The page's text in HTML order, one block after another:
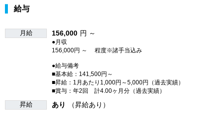
給与
月給 156,000 円 ～
●月収
156,000円 ～ 程度※諸手当込み
●給与備考
■基本給：141,500円～
■昇給：1月あたり1,000円～5,000円（過去実績）
■賞与：年2回 計4.00ヶ月分（過去実績）
昇給 あり （昇給あり）